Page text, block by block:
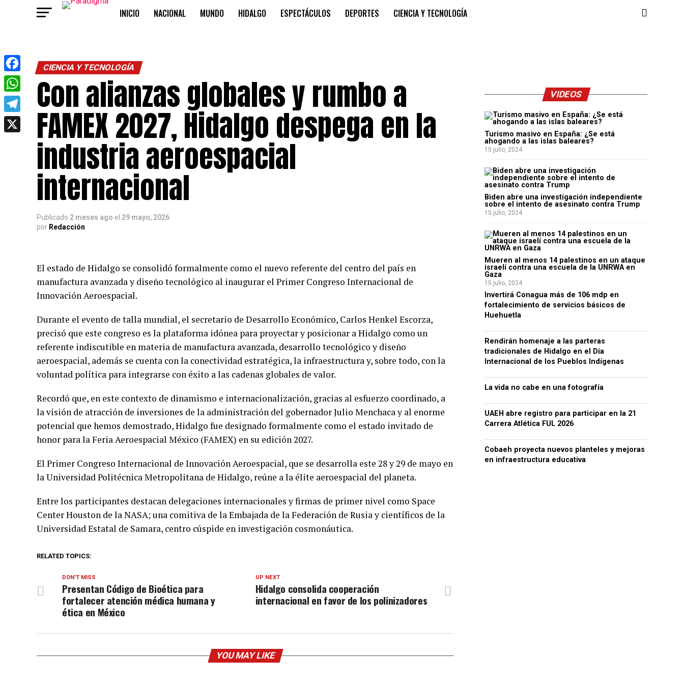
INICIO NACIONAL MUNDO HIDALGO ESPECTÁCULOS DEPORTES CIENCIA Y TECNOLOGÍA
CIENCIA Y TECNOLOGÍA
Con alianzas globales y rumbo a
FAMEX 2027, Hidalgo despega en la
industria aeroespacial
internacional
Publicado 2 meses ago el 29 mayo, 2026
por Redacción
El estado de Hidalgo se consolidó formalmente como el nuevo referente del centro del país en
manufactura avanzada y diseño tecnológico al inaugurar el Primer Congreso Internacional de
Innovación Aeroespacial.
Durante el evento de talla mundial, el secretario de Desarrollo Económico, Carlos Henkel Escorza,
precisó que este congreso es la plataforma idónea para proyectar y posicionar a Hidalgo como un
referente indiscutible en materia de manufactura avanzada, desarrollo tecnológico y diseño
aeroespacial, además se cuenta con la conectividad estratégica, la infraestructura y, sobre todo, con la
voluntad política para integrarse con éxito a las cadenas globales de valor.
Recordó que, en este contexto de dinamismo e internacionalización, gracias al esfuerzo coordinado, a
la visión de atracción de inversiones de la administración del gobernador Julio Menchaca y al enorme
potencial que hemos demostrado, Hidalgo fue designado formalmente como el estado invitado de
honor para la Feria Aeroespacial México (FAMEX) en su edición 2027.
El Primer Congreso Internacional de Innovación Aeroespacial, que se desarrolla este 28 y 29 de mayo en
la Universidad Politécnica Metropolitana de Hidalgo, reúne a la élite aeroespacial del planeta.
Entre los participantes destacan delegaciones internacionales y firmas de primer nivel como Space
Center Houston de la NASA; una comitiva de la Embajada de la Federación de Rusia y científicos de la
Universidad Estatal de Samara, centro cúspide en investigación cosmonáutica.
RELATED TOPICS:
UP NEXT
Hidalgo consolida cooperación
internacional en favor de los polinizadores
DON'T MISS
Presentan Código de Bioética para
fortalecer atención médica humana y
ética en México
YOU MAY LIKE
VIDEOS
Turismo masivo en España: ¿Se está
ahogando a las islas baleares?
15 julio, 2024
Biden abre una investigación independiente
sobre el intento de asesinato contra Trump
15 julio, 2024
Mueren al menos 14 palestinos en un ataque
israelí contra una escuela de la UNRWA en
Gaza
15 julio, 2024
Invertirá Conagua más de 106 mdp en
fortalecimiento de servicios básicos de
Huehuetla
Rendirán homenaje a las parteras
tradicionales de Hidalgo en el Día
Internacional de los Pueblos Indígenas
La vida no cabe en una fotografía
UAEH abre registro para participar en la 21
Carrera Atlética FUL 2026
Cobaeh proyecta nuevos planteles y mejoras
en infraestructura educativa
Facebook
WhatsApp
Telegram